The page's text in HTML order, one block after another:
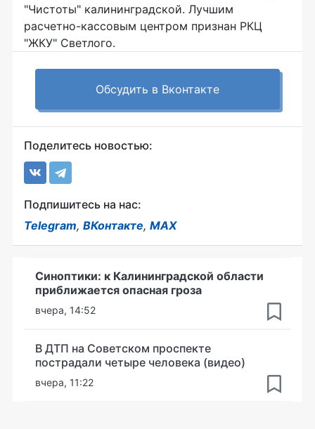
"Чистоты" калининградской. Лучшим
расчетно-кассовым центром признан РКЦ
"ЖКУ" Светлого.
Обсудить в Вконтакте
Поделитесь новостью:
Подпишитесь на нас:
Telegram, ВКонтакте, MAX
Синоптики: к Калининградской области
приближается опасная гроза
вчера, 14:52
В ДТП на Советском проспекте
пострадали четыре человека (видео)
вчера, 11:22